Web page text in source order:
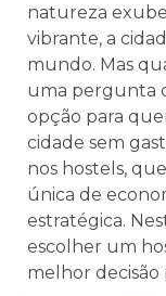
natureza
vibrante, a
mundo. Mas
uma pergunta
opção para
cidade sem
nos hostels,
única de
estratégica.
escolher um
melhor decisão